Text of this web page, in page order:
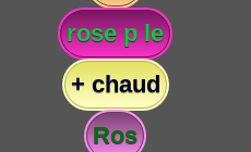
rose p le
+ chaud
Ros